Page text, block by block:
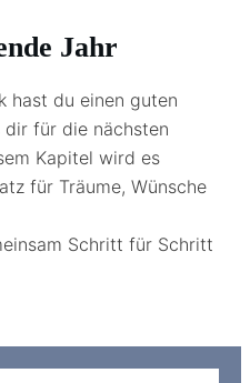
Jahr
hast du einen guten
für die nächsten
Kapitel wird es
für Träume, Wünsche
Schritt für Schritt